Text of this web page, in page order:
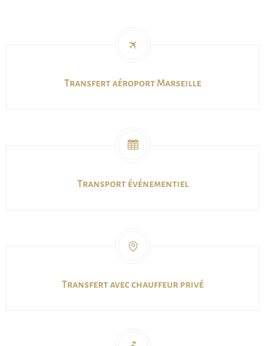
Transfert aéroport Marseille
Transport événementiel
Transfert avec chauffeur privé